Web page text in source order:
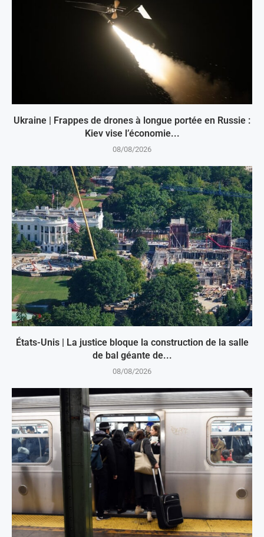
Ukraine | Frappes de drones à longue portée en Russie :
Kiev vise l’économie...
08/08/2026
États-Unis | La justice bloque la construction de la salle
de bal géante de...
08/08/2026